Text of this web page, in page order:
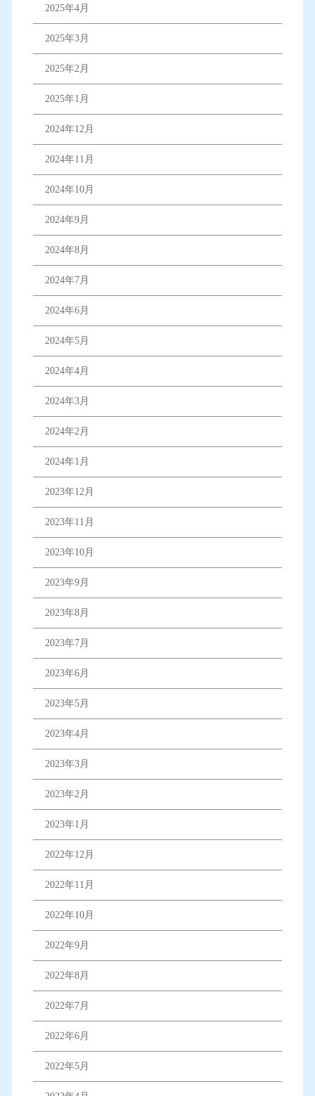
2025年4月
2025年3月
2025年2月
2025年1月
2024年12月
2024年11月
2024年10月
2024年9月
2024年8月
2024年7月
2024年6月
2024年5月
2024年4月
2024年3月
2024年2月
2024年1月
2023年12月
2023年11月
2023年10月
2023年9月
2023年8月
2023年7月
2023年6月
2023年5月
2023年4月
2023年3月
2023年2月
2023年1月
2022年12月
2022年11月
2022年10月
2022年9月
2022年8月
2022年7月
2022年6月
2022年5月